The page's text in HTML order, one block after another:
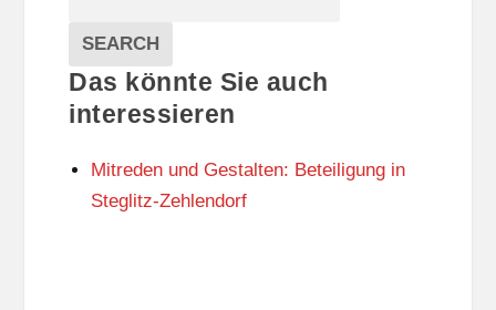
A
L
T
U
N
S
O
E
G
O
R
N
Veranstaltungen
SEARCH
Das könnte Sie auch
interessieren
Mitreden und Gestalten: Beteiligung in
Steglitz-Zehlendorf